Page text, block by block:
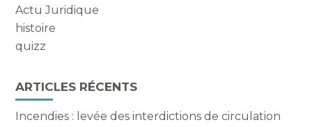
Actu Juridique
histoire
quizz
ARTICLES RÉCENTS
Incendies : levée des interdictions de circulation